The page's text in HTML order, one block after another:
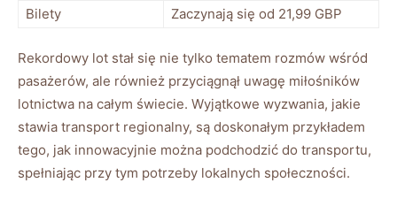
Bilety
Zaczynają się od 21,99 GBP
Rekordowy lot stał się nie tylko tematem rozmów wśród
pasażerów, ale również przyciągnął uwagę miłośników
lotnictwa na całym świecie. Wyjątkowe wyzwania, jakie
stawia transport regionalny, są doskonałym przykładem
tego, jak innowacyjnie można podchodzić do transportu,
spełniając przy tym potrzeby lokalnych społeczności.